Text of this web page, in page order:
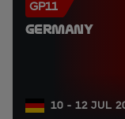
GP11
GERMANY
10 - 12 JUL